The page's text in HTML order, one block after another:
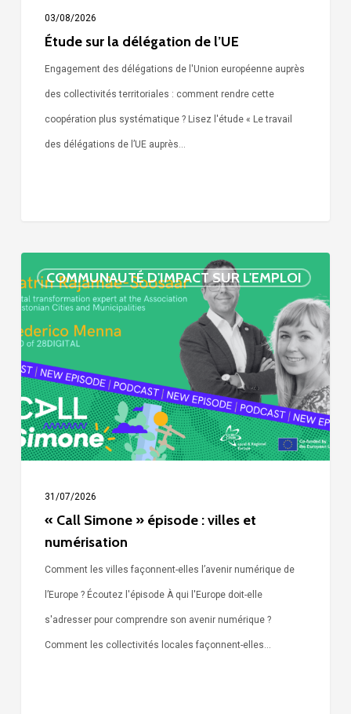
03/08/2026
Étude sur la délégation de l’UE
Engagement des délégations de l'Union européenne auprès
des collectivités territoriales : comment rendre cette
coopération plus systématique ? Lisez l'étude « Le travail
des délégations de l’UE auprès…
COMMUNAUTÉ D'IMPACT SUR L'EMPLOI
Simone »
épisode
:
villes
et
numérisation
31/07/2026
« Call Simone » épisode : villes et
numérisation
Comment les villes façonnent-elles l’avenir numérique de
l’Europe ? Écoutez l'épisode À qui l'Europe doit-elle
s'adresser pour comprendre son avenir numérique ?
Comment les collectivités locales façonnent-elles…